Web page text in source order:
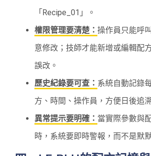
「Recipe_01」。
權限管理要清楚： 操作員只能呼
意修改；技師才能新增或編輯配
誤改。
歷史紀錄要可查： 系統自動記錄
方、時間、操作員，方便日後追
異常提示要明確： 當實際參數與
時，系統要即時警報，而不是默